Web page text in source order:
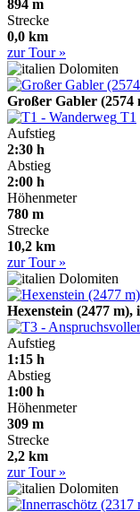
894 m
Strecke
0,0 km
zur Tour »
Dolomiten
Großer Gabler (2574
T1
Aufstieg
2:30 h
Abstieg
2:00 h
Höhenmeter
780 m
Strecke
10,2 km
zur Tour »
Dolomiten
Hexenstein (2477 m),
Aufstieg
1:15 h
Abstieg
1:00 h
Höhenmeter
309 m
Strecke
2,2 km
zur Tour »
Dolomiten